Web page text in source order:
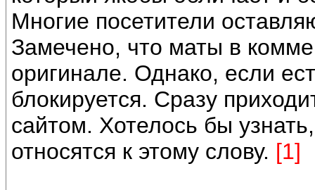
Многие посетители
Замечено, что маты в
оригинале. Однако, если
блокируется. Сразу
сайтом. Хотелось бы
относятся к этому слову. [1]